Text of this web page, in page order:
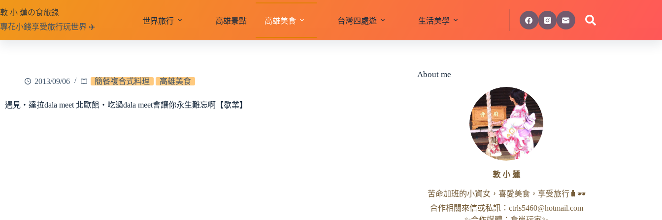
至
主
要
敦 小 蓮の食旅錄
專花小錢享受旅行玩世界 ✈️
世界旅行 高雄景點 高雄美食 台灣四處遊 生活美學
2013/09/06 簡餐複合式料理 高雄美食
遇見‧達拉dala meet 北歐館‧吃過dala meet會讓你永生難忘啊【歇業】
About me
敦 小 蓮
苦命加班的小資女，喜愛美食，享受旅行🧳🕶
合作相關來信或私訊： ctrls5460@hotmail.com